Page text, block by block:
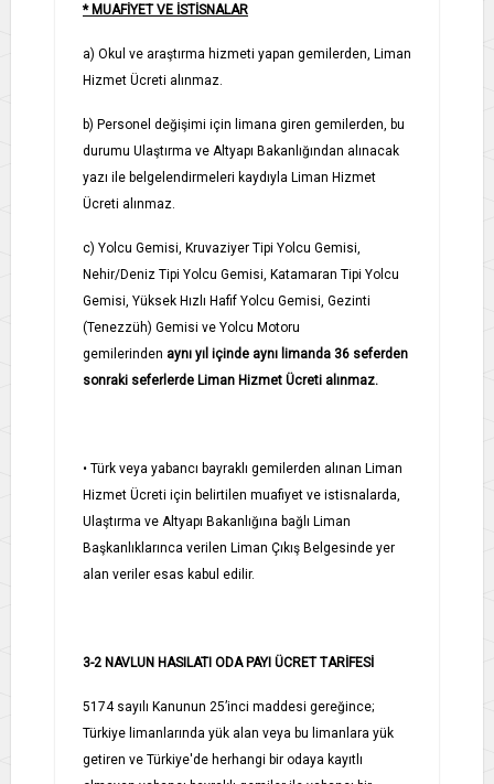
* MUAFİYET VE İSTİSNALAR
a) Okul ve araştırma hizmeti yapan gemilerden, Liman
Hizmet Ücreti alınmaz.
b) Personel değişimi için limana giren gemilerden, bu
durumu Ulaştırma ve Altyapı Bakanlığından alınacak
yazı ile belgelendirmeleri kaydıyla Liman Hizmet
Ücreti alınmaz.
c) Yolcu Gemisi, Kruvaziyer Tipi Yolcu Gemisi,
Nehir/Deniz Tipi Yolcu Gemisi, Katamaran Tipi Yolcu
Gemisi, Yüksek Hızlı Hafif Yolcu Gemisi, Gezinti
(Tenezzüh) Gemisi ve Yolcu Motoru
gemilerinden aynı yıl içinde aynı limanda 36 seferden
sonraki seferlerde Liman Hizmet Ücreti alınmaz.
• Türk veya yabancı bayraklı gemilerden alınan Liman
Hizmet Ücreti için belirtilen muafiyet ve istisnalarda,
Ulaştırma ve Altyapı Bakanlığına bağlı Liman
Başkanlıklarınca verilen Liman Çıkış Belgesinde yer
alan veriler esas kabul edilir.
3-2 NAVLUN HASILATI ODA PAYI ÜCRET TARİFESİ
5174 sayılı Kanunun 25’inci maddesi gereğince;
Türkiye limanlarında yük alan veya bu limanlara yük
getiren ve Türkiye'de herhangi bir odaya kayıtlı